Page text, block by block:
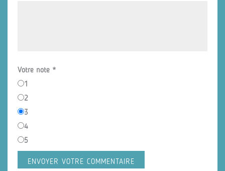
Votre note *
1
2
3
4
5